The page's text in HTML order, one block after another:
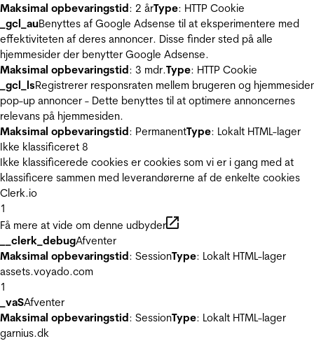
Maksimal opbevaringstid: 2 årType: HTTP Cookie
_gcl_auBenyttes af Google Adsense til at eksperimentere med
effektiviteten af deres annoncer. Disse finder sted på alle
hjemmesider der benytter Google Adsense.
Maksimal opbevaringstid: 3 mdr.Type: HTTP Cookie
_gcl_lsRegistrerer responsraten mellem brugeren og
pop-up annoncer - Dette benyttes til at optimere annoncernes
relevans på hjemmesiden.
Maksimal opbevaringstid: PermanentType: Lokalt HTML-lager
Ikke klassificeret 8
Ikke klassificerede cookies er cookies som vi er i gang med at
klassificere sammen med leverandørerne af de enkelte cookies
Clerk.io
1
Få mere at vide om denne udbyder
__clerk_debugAfventer
Maksimal opbevaringstid: SessionType: Lokalt HTML-lager
assets.voyado.com
1
_vaSAfventer
Maksimal opbevaringstid: SessionType: Lokalt HTML-lager
garnius.dk